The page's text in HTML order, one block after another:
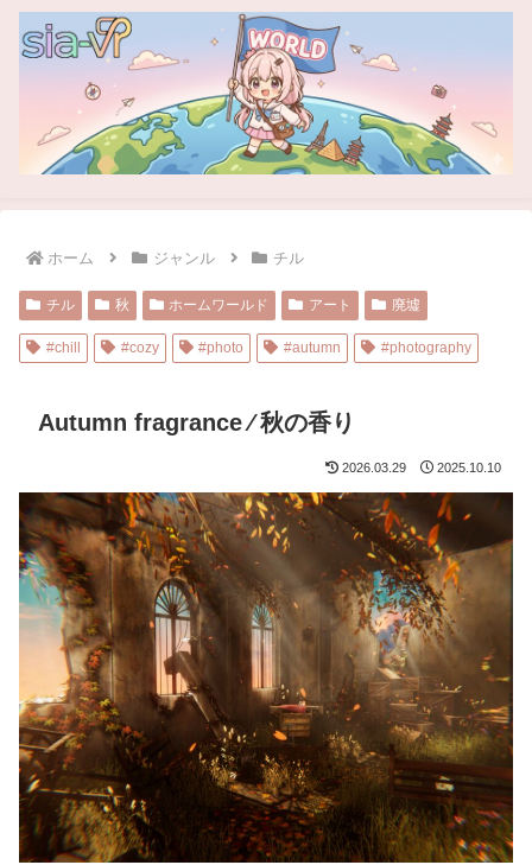
ホーム ジャンル チル
チル 秋 ホームワールド アート 廃墟
#chill #cozy #photo #autumn #photography
Autumn fragrance ⁄ 秋の香り
2026.03.29 2025.10.10